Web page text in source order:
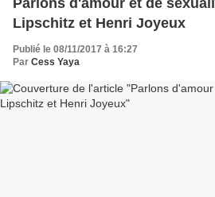
Parlons d'amour et de
Lipschitz et Henri Joyeux
Publié le 08/11/2017 à 16:27
Par Cess Yaya